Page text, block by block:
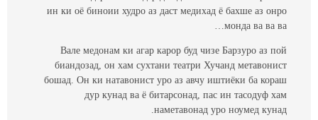
ин ки оё биноии худро аз даст медихад ё бахше аз онро
монда ва ва ва…
Вале медонам ки агар карор буд чизе Барзуро аз пой
биандозад, он хам сухтани театри Хучанд метавонист
бошад. Он ки натавонист уро аз авчу иштиёки ба кораш
дур кунад ва ё битарсонад, пас ин тасодуф хам
наметавонад уро ноумед кунад.